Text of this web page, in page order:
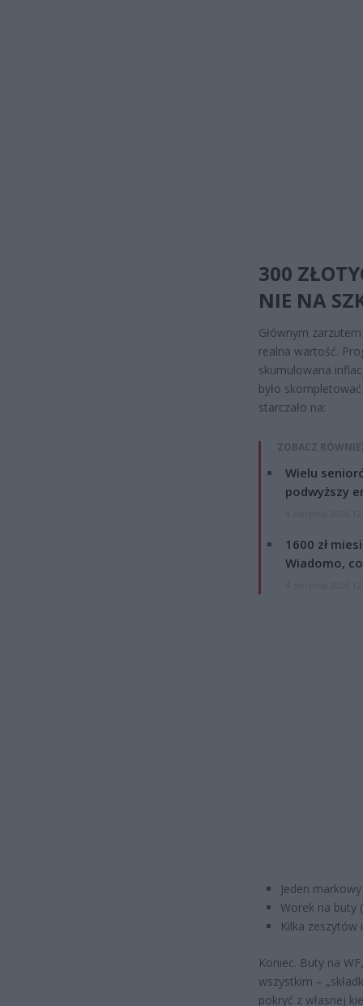
300
NIE NA
Głównym
realna wartość.
skumulowana
było
starczało na:
ZOBACZ
Wielu
podwyższy
1600 zł
Wiadomo,
Jeden
Worek na buty
Kilka zeszytów
Koniec. Buty na
wszystkim –
pokryć z własnej